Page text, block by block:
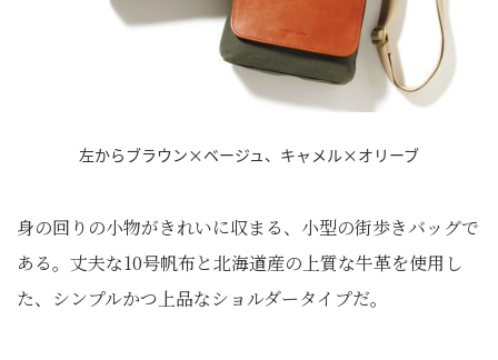
左からブラウン×ベージュ、キャメル×オリーブ
身の回りの小物がきれいに収まる、小型の街歩きバッグで
ある。丈夫な10号帆布と北海道産の上質な牛革を使用し
た、シンプルかつ上品なショルダータイプだ。